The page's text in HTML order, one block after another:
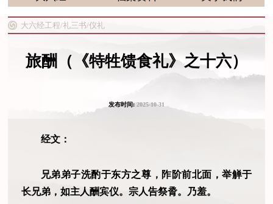
大六经工程/礼三书/仪礼
旅酬（《特牲馈食礼》之十六）
发布时间:2025-10-31
经文：
兄弟弟子洗酌于东方之尊，阼阶前北面，举觯于
长兄弟，如主人酬宾仪。宗人告祭脀。乃羞。